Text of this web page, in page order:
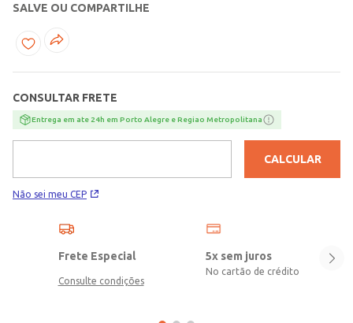
pelo desenho geométrico elegante que lembra pequenos traços
de xadrez e nunca sai de cena. Com essa proposta, o blusão ganha
um ar moderno e sofisticado, perfeito para deixar as produções do
SALVE OU COMPARTILHE
CONSULTAR FRETE
Entrega em ate 24h em Porto Alegre e Regiao Metropolitana
Não sei meu CEP
CALCULAR
Frete Especial
Consulte condições
5x sem juros
No cartão de crédito